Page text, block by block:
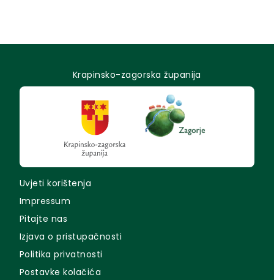
Krapinsko-zagorska županija
Uvjeti korištenja
Impressum
Pitajte nas
Izjava o pristupačnosti
Politika privatnosti
Postavke kolačića